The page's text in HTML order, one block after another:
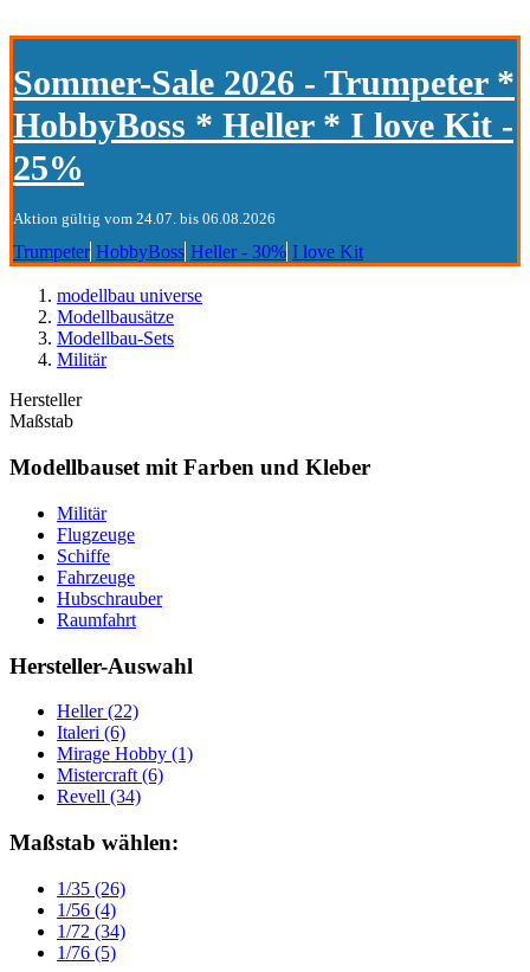
Sommer-Sale 2026 - Trumpeter *
HobbyBoss * Heller * I love Kit -
25%
Aktion gültig vom 24.07. bis 06.08.2026
Trumpeter HobbyBoss Heller - 30% I love Kit
modellbau universe
Modellbausätze
Modellbau-Sets
Militär
Hersteller
Maßstab
Modellbauset mit Farben und Kleber
Militär
Flugzeuge
Schiffe
Fahrzeuge
Hubschrauber
Raumfahrt
Hersteller-Auswahl
Heller(22)
Italeri (6)
Mirage Hobby (1)
Mistercraft (6)
Revell (34)
Maßstab wählen:
1/35 (26)
1/56 (4)
1/72 (34)
1/76 (5)